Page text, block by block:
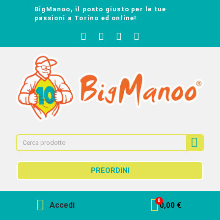
BigManoo, il posto giusto per le tue
passioni a Torino ed online!
PREORDINI
Accedi 0,00 €